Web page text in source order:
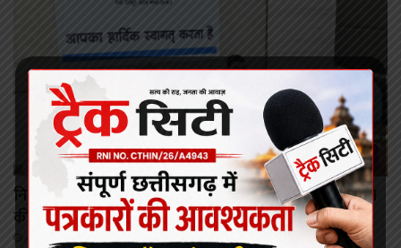
रायपुर
निर्माण श्रमिकों के कल्याण हेतु अनेक महत्वपूर्ण निर्णयों को मंडल
की बैठक में मिली स्वीकृति
August 6, 2026